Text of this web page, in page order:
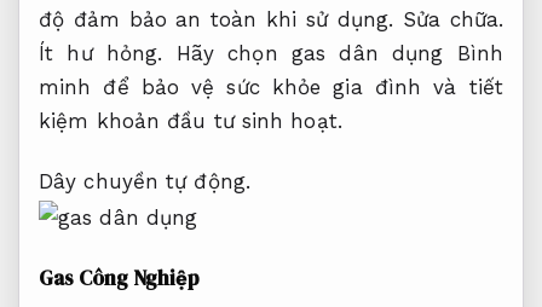
độ đảm bảo an toàn khi sử dụng. Sửa chữa.
Ít hư hỏng. Hãy chọn gas dân dụng Bình
minh để bảo vệ sức khỏe gia đình và tiết
kiệm khoản đầu tư sinh hoạt.
Dây chuyền tự động.
Gas Công Nghiệp